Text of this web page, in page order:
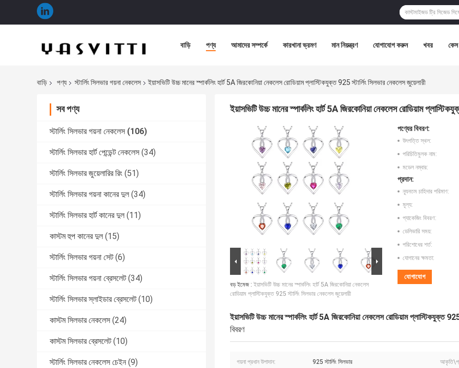
বাড়ি পণ্য আমাদের সম্পর্কে কারখানা ভ্রমণ মান নিয়ন্ত্রণ যোগাযোগ করুন খবর কেস
বাড়ি পণ্য স্টার্লিং সিলভার গয়না নেকলেস ইয়াসভিটি উচ্চ মানের স্পার্কলিং হার্ট 5A জিরকোনিয়া নেকলেস রোডিয়াম প্লাস্টিকযুক্ত 925 স্টার্লিং সিলভার নেকলেস জুয়েলারী
সব পণ্য
স্টার্লিং সিলভার গয়না নেকলেস (106)
স্টার্লিং সিলভার হার্ট পেন্ডেন্ট নেকলেস (34)
স্টার্লিং সিলভার জুয়েলারির রিং (51)
স্টার্লিং সিলভার গয়না কানের দুল (34)
স্টার্লিং সিলভার হার্ট কানের দুল (11)
কাস্টম হুপ কানের দুল (15)
স্টার্লিং সিলভার গয়না সেট (6)
স্টার্লিং সিলভার গয়না ব্রেসলেট (34)
স্টার্লিং সিলভার স্লাইডার ব্রেসলেট (10)
কাস্টম সিলভার নেকলেস (24)
কাস্টম সিলভার ব্রেসলেট (10)
স্টার্লিং সিলভার নেকলেস চেইন (9)
ইয়াসভিটি উচ্চ মানের স্পার্কলিং হার্ট 5A জিরকোনিয়া নেকলেস রোডিয়াম
বড় ইমেজ : ইয়াসভিটি উচ্চ মানের স্পার্কলিং হার্ট 5A জিরকোনিয়া নেকলেস
রোডিয়াম প্লাস্টিকযুক্ত 925 স্টার্লিং সিলভার নেকলেস জুয়েলারী
পণ্যের বিবরণ:
উৎপত্তি স্থল:
পরিচিতিমুলক নাম:
মডেল নম্বার:
প্রদান:
ন্যূনতম চাহিদার পরিমাণ:
মূল্য:
প্যাকেজিং বিবরণ:
ডেলিভারি সময়:
পরিশোধের শর্ত:
যোগানের ক্ষমতা:
যোগাযোগ
ইয়াসভিটি উচ্চ মানের স্পার্কলিং হার্ট 5A জিরকোনিয়া নেকলেস রোডিয়াম প্লাস্টিকযুক্ত
বিবরণ
গয়না প্রধান উপাদান: 925 স্টার্লিং সিলভার